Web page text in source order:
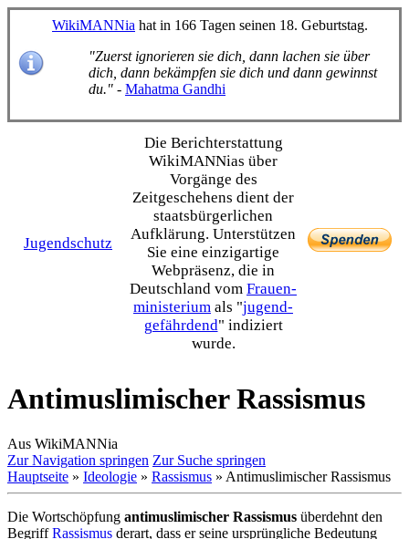
WikiMANNia hat in 166 Tagen seinen 18. Geburtstag.
"Zuerst ignorieren sie dich, dann lachen sie über
dich, dann bekämpfen sie dich und dann gewinnst
du." - Mahatma Gandhi
Jugendschutz
Die Bericht­erstattung
WikiMANNias über
Vorgänge des
Zeitgeschehens dient der
staats­bürgerlichen
Aufklärung. Unterstützen
Sie eine einzig­artige
Webpräsenz, die in
Deutschland vom Frauen­
ministerium als "jugend­
gefährdend" indiziert
wurde.
Antimuslimischer Rassismus
Aus WikiMANNia
Zur Navigation springen Zur Suche springen
Hauptseite » Ideologie » Rassismus » Antimuslimischer Rassismus
Die Wortschöpfung antimuslimischer Rassismus überdehnt den
BegriffRassismus derart, dass er seine ursprüngliche Bedeutung